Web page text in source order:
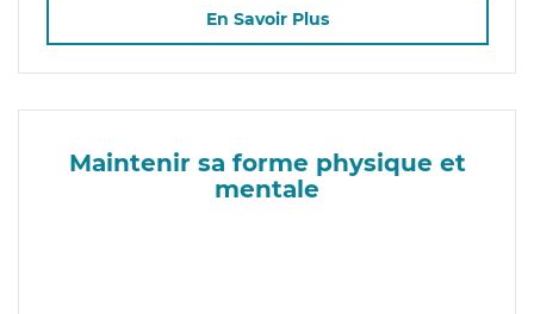
En Savoir Plus
Maintenir sa forme physique et
mentale